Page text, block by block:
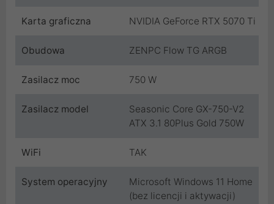
Karta graficzna NVIDIA GeForce RTX 5070 Ti
Obudowa ZENPC Flow TG ARGB
Zasilacz moc 750 W
Zasilacz model
Seasonic Core GX-750-V2
ATX 3.1 80Plus Gold 750W
WiFi TAK
System operacyjny
Microsoft Windows 11 Home
(bez licencji i aktywacji)